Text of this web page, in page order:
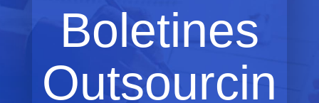
Boletines
Outsourcin